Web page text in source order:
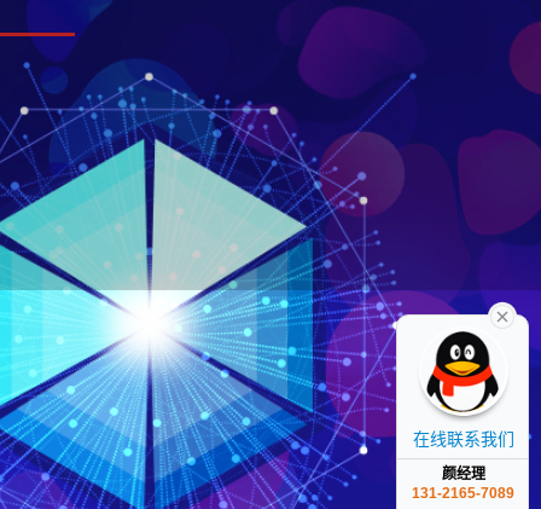
在线联系我们
颜经理
131-2165-7089